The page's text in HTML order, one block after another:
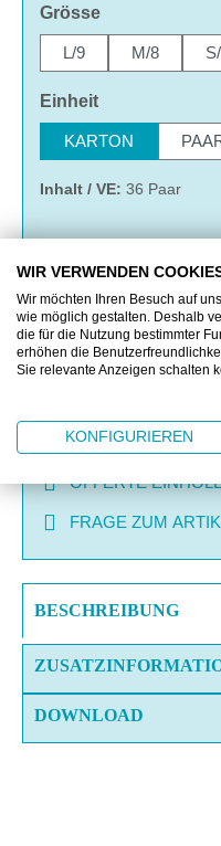
Grösseauswählen
L/9 M/8
Einheitauswählen
KARTON
Inhalt / VE: 36 Paar
IN
OFFERTE
FRAGE ZUM
BESCHREIBUNG
DOWNLOAD
WIR VERWENDEN
Wir möchten Ihren Besuch auf
wie möglich gestalten. Deshalb
die für die Nutzung bestimmter
erhöhen die
Sie relevante Anzeigen schalten
KONFIGURIEREN